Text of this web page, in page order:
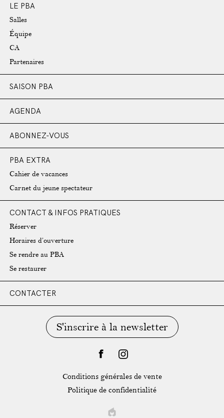
LE PBA
Salles
Équipe
CA
Partenaires
SAISON PBA
AGENDA
ABONNEZ-VOUS
PBA EXTRA
Cahier de vacances
Carnet du jeune spectateur
CONTACT & INFOS PRATIQUES
Réserver
Horaires d’ouverture
Se rendre au PBA
Se restaurer
CONTACTER
S'inscrire à la newsletter
Conditions générales de vente
Politique de confidentialité